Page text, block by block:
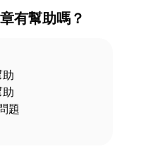
有幫助嗎？
助
助
題